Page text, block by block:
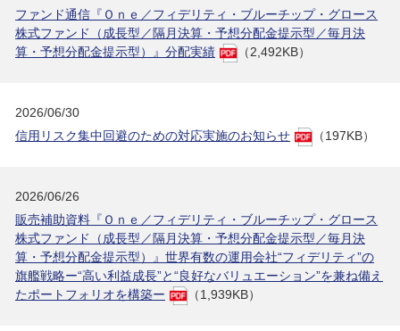
ファンド通信『Ｏｎｅ／フィデリティ・ブルーチップ・グロース
株式ファンド（成長型／隔月決算・予想分配金提示型／毎月決
算・予想分配金提示型）』分配実績
（2,492KB）
2026/06/30
信用リスク集中回避のための対応実施のお知らせ
（197KB）
2026/06/26
販売補助資料『Ｏｎｅ／フィデリティ・ブルーチップ・グロース
株式ファンド（成長型／隔月決算・予想分配金提示型／毎月決
算・予想分配金提示型）』世界有数の運用会社“フィデリティ”の
旗艦戦略ー“高い利益成長”と“良好なバリュエーション”を兼ね備え
たポートフォリオを構築ー （1,939KB）